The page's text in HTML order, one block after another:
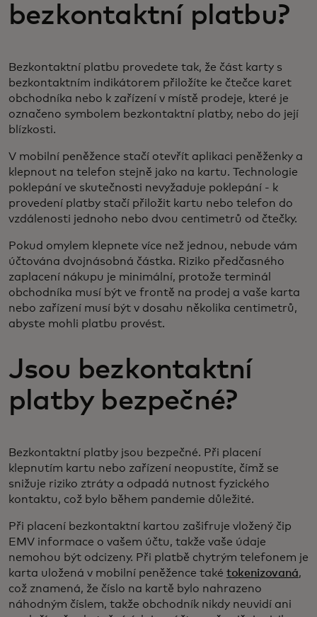
bezkontaktní platbu?
Bezkontaktní platbu provedete tak, že část karty s
bezkontaktním indikátorem přiložíte ke čtečce karet
obchodníka nebo k zařízení v místě prodeje, které je
označeno symbolem bezkontaktní platby, nebo do její
blízkosti.
V mobilní peněžence stačí otevřít aplikaci peněženky a
klepnout na telefon stejně jako na kartu. Technologie
poklepání ve skutečnosti nevyžaduje poklepání - k
provedení platby stačí přiložit kartu nebo telefon do
vzdálenosti jednoho nebo dvou centimetrů od čtečky.
Pokud omylem klepnete více než jednou, nebude vám
účtována dvojnásobná částka. Riziko předčasného
zaplacení nákupu je minimální, protože terminál
obchodníka musí být ve frontě na prodej a vaše karta
nebo zařízení musí být v dosahu několika centimetrů,
abyste mohli platbu provést.
Jsou bezkontaktní
platby bezpečné?
Bezkontaktní platby jsou bezpečné. Při placení
klepnutím kartu nebo zařízení neopustíte, čímž se
snižuje riziko ztráty a odpadá nutnost fyzického
kontaktu, což bylo během pandemie důležité.
Při placení bezkontaktní kartou zašifruje vložený čip
EMV informace o vašem účtu, takže vaše údaje
nemohou být odcizeny. Při platbě chytrým telefonem je
karta uložená v mobilní peněžence také tokenizovaná,
což znamená, že číslo na kartě bylo nahrazeno
náhodným číslem, takže obchodník nikdy neuvidí ani